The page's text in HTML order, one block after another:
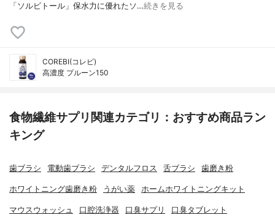
「ソルビトール」保水力に優れたソ…続きを見る
COREBI(コレビ)
高濃度 プルーン150
食物繊維サプリ関連カテゴリ：おすすめ商品ラン
キング
歯ブラシ 電動歯ブラシ デンタルフロス 舌ブラシ 歯磨き粉
ホワイトニング歯磨き粉 うがい薬 ホームホワイトニングキット
マウスウォッシュ 口腔洗浄器 口臭サプリ 口臭タブレット